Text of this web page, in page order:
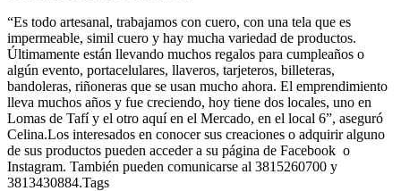
“Es todo artesanal, trabajamos con cuero, con una tela que es
impermeable, simil cuero y hay mucha variedad de productos.
Últimamente están llevando muchos regalos para cumpleaños o
algún evento, portacelulares, llaveros, tarjeteros, billeteras,
bandoleras, riñoneras que se usan mucho ahora. El emprendimiento
lleva muchos años y fue creciendo, hoy tiene dos locales, uno en
Lomas de Tafí y el otro aquí en el Mercado, en el local 6”, aseguró
Celina.Los interesados en conocer sus creaciones o adquirir alguno
de sus productos pueden acceder a su página de Facebook o
Instagram. También pueden comunicarse al 3815260700 y
3813430884.Tags